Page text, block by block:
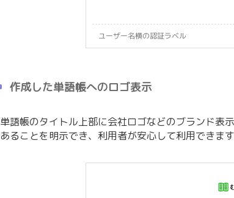
ユーザー名横の認証ラベル
作成した単語帳へのロゴ表示
単語帳のタイトル上部に会社ロゴなどのブランド表
あることを明示でき、利用者が安心して利用できます